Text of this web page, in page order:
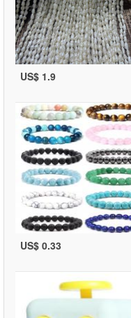
US$ 1.9
US$ 0.33